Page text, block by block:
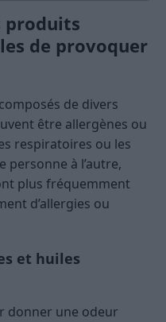
produits
de provoquer
de divers
être allergènes ou
respiratoires ou les
personne à l’autre,
plus fréquemment
d’allergies ou
et huiles
donner une odeur